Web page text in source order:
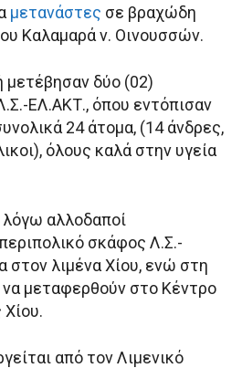
μετανάστες σε βραχώδη
Καλαμαρά ν. Οινουσσών.
μετέβησαν δύο (02)
ΕΛ.ΑΚΤ., όπου εντόπισαν
24 άτομα, (14 άνδρες,
όλους καλά στην υγεία
λόγω αλλοδαποί
σκάφος Λ.Σ.-
στον λιμένα Χίου, ενώ στη
να μεταφερθούν στο Κέντρο
από τον Λιμενικό